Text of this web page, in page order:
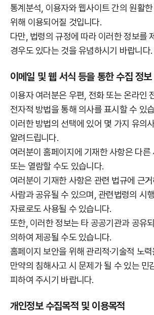
통계분석, 이용자와 웹사이트 간의 원활
위해 이용되어질 것입니다.
다만, 법령의 규정에 따라 이러한 정보를
경우도 있다는 것을 유념하시기 바랍니다.
이메일 및 웹 서식 등을 통한 수집 정보
이용자 여러분은 우편, 전화 또는 온라인
전자적 방법을 통해 의사를 표시할 수 있
이러한 방법의 선택에 있어 몇 가지 유의
알려드립니다.
여러분이 홈페이지에 기재한 사항은 다른
또는 열람할 수도 있습니다.
여러분이 기재한 사항은 관련 법규에 근
사람과 공유될 수 있으며, 관련법령의 시
자료로도 사용될 수 있습니다.
또한, 이러한 정보는 타 공공기관과 공유
의하여 제공될 수도 있습니다.
홈페이지 보안을 위해 관리적·기술적 노력
만약의 침해사고 시 문제가 될 수 있는 민
피하여 주시기 바랍니다.
개인정보 수집목적 및 이용목적